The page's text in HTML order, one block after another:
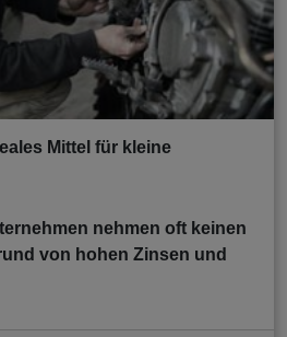
Mittel für kleine
nehmen oft keinen
von hohen Zinsen und